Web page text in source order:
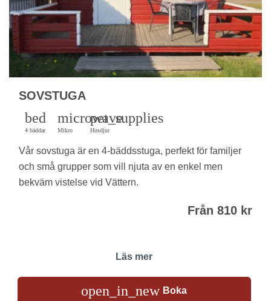
SOVSTUGA
bed
4 bäddar
microwave
Mikro
pet_supplies
Husdjur
Vår sovstuga är en 4-bäddsstuga, perfekt för familjer
och små grupper som vill njuta av en enkel men
bekväm vistelse vid Vättern.
Från 810 kr
Läs mer
open_in_new Boka